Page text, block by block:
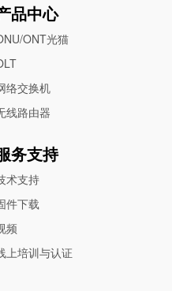
品中心
ONT光猫
络交换机
线路由器
务支持
术支持
件下载
频
上培训与认证